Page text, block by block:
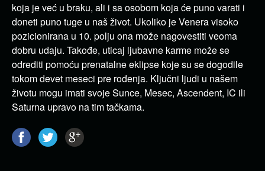
koja je već u braku, ali i sa osobom koja će puno varati i
doneti puno tuge u naš život. Ukoliko je Venera visoko
pozicionirana u 10. polju ona može nagovestiti veoma
dobru udaju. Takođe, uticaj ljubavne karme može se
odrediti pomoću prenatalne eklipse koje su se dogodile
tokom devet meseci pre rođenja. Ključni ljudi u našem
životu mogu imati svoje Sunce, Mesec, Ascendent, IC ili
Saturna upravo na tim tačkama.